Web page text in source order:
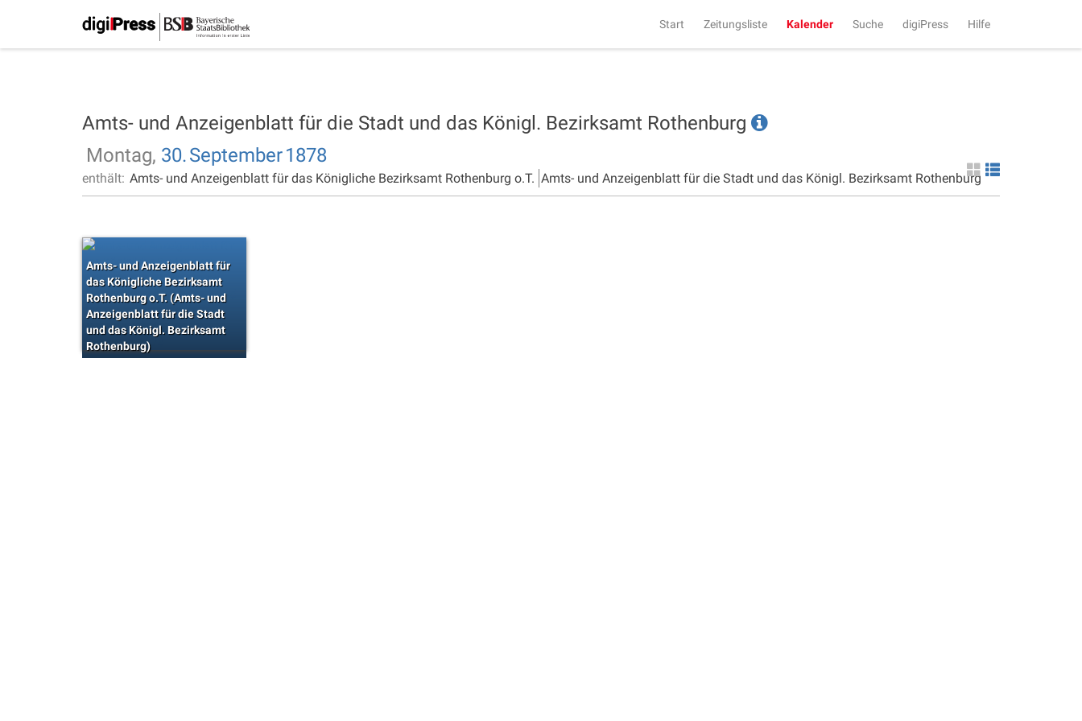
Start Zeitungsliste Kalender Suche digiPress Hilfe
Amts- und Anzeigenblatt für die Stadt und das Königl. Bezirksamt Rothenburg
Montag, 30.September1878
enthält: Amts- und Anzeigenblatt für das Königliche Bezirksamt Rothenburg o.T. Amts- und Anzeigenblatt für die Stadt und das Königl. Bezirksamt Rothenburg
Amts- und Anzeigenblatt für
das Königliche Bezirksamt
Rothenburg o.T. (Amts- und
Anzeigenblatt für die Stadt
und das Königl. Bezirksamt
Rothenburg)